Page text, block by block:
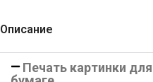
Описание
Печать картинки